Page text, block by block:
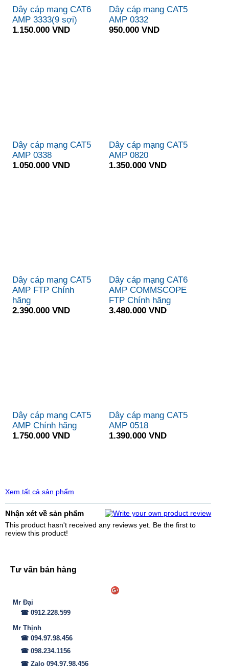
Dây cáp mạng CAT6
AMP 3333(9 sợi)
1.150.000 VND
Dây cáp mạng CAT5
AMP 0332
950.000 VND
Dây cáp mạng CAT5
AMP 0338
1.050.000 VND
Dây cáp mạng CAT5
AMP 0820
1.350.000 VND
Dây cáp mạng CAT5
AMP FTP Chính
hãng
2.390.000 VND
Dây cáp mạng CAT6
AMP COMMSCOPE
FTP Chính hãng
3.480.000 VND
Dây cáp mạng CAT5
AMP Chính hãng
1.750.000 VND
Dây cáp mạng CAT5
AMP 0518
1.390.000 VND
Xem tất cả sản phẩm
Nhận xét về sản phẩm
This product hasn't received any reviews yet. Be the first to
review this product!
Tư vấn bán hàng
Mr Đại
☎ 0912.228.599
Mr Thịnh
☎ 094.97.98.456
☎ 098.234.1156
☎ Zalo 094.97.98.456